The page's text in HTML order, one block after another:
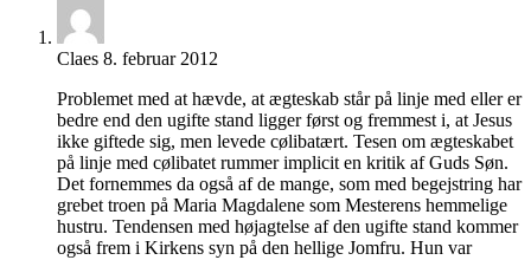
Claes 8. februar 2012
Problemet med at hævde, at ægteskab står på linje med eller er
bedre end den ugifte stand ligger først og fremmest i, at Jesus
ikke giftede sig, men levede cølibatært. Tesen om ægteskabet
på linje med cølibatet rummer implicit en kritik af Guds Søn.
Det fornemmes da også af de mange, som med begejstring har
grebet troen på Maria Magdalene som Mesterens hemmelige
hustru. Tendensen med højagtelse af den ugifte stand kommer
også frem i Kirkens syn på den hellige Jomfru. Hun var